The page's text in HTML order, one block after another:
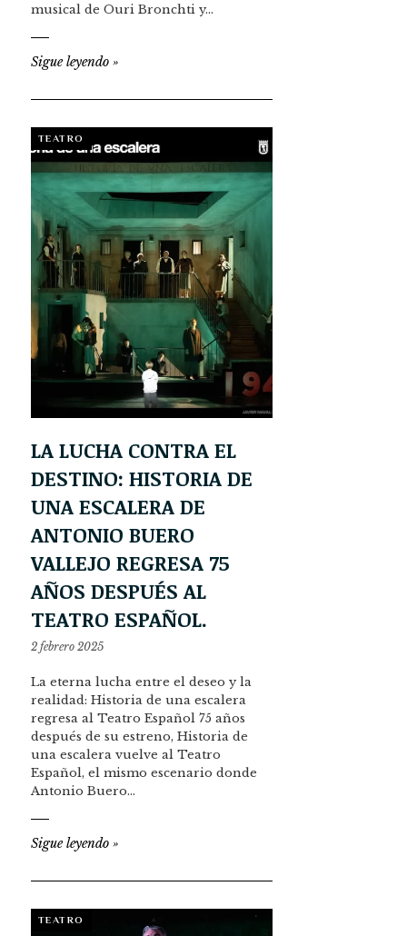
musical de Ouri Bronchti y…
Sigue leyendo »
TEATRO
LA LUCHA CONTRA EL
DESTINO: HISTORIA DE
UNA ESCALERA DE
ANTONIO BUERO
VALLEJO REGRESA 75
AÑOS DESPUÉS AL
TEATRO ESPAÑOL.
2 febrero 2025
La eterna lucha entre el deseo y la
realidad: Historia de una escalera
regresa al Teatro Español 75 años
después de su estreno, Historia de
una escalera vuelve al Teatro
Español, el mismo escenario donde
Antonio Buero…
Sigue leyendo »
TEATRO